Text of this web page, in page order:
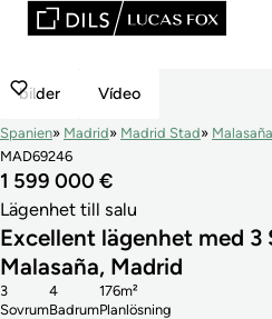
bilder Vídeo
Spanien Madrid Madrid Stad Malasaña
MAD69246
1 599 000 €
Lägenhet till salu
Excellent lägenhet med 3
Malasaña, Madrid
Sovrum
3
Badrum
4
Planlösning
176m²